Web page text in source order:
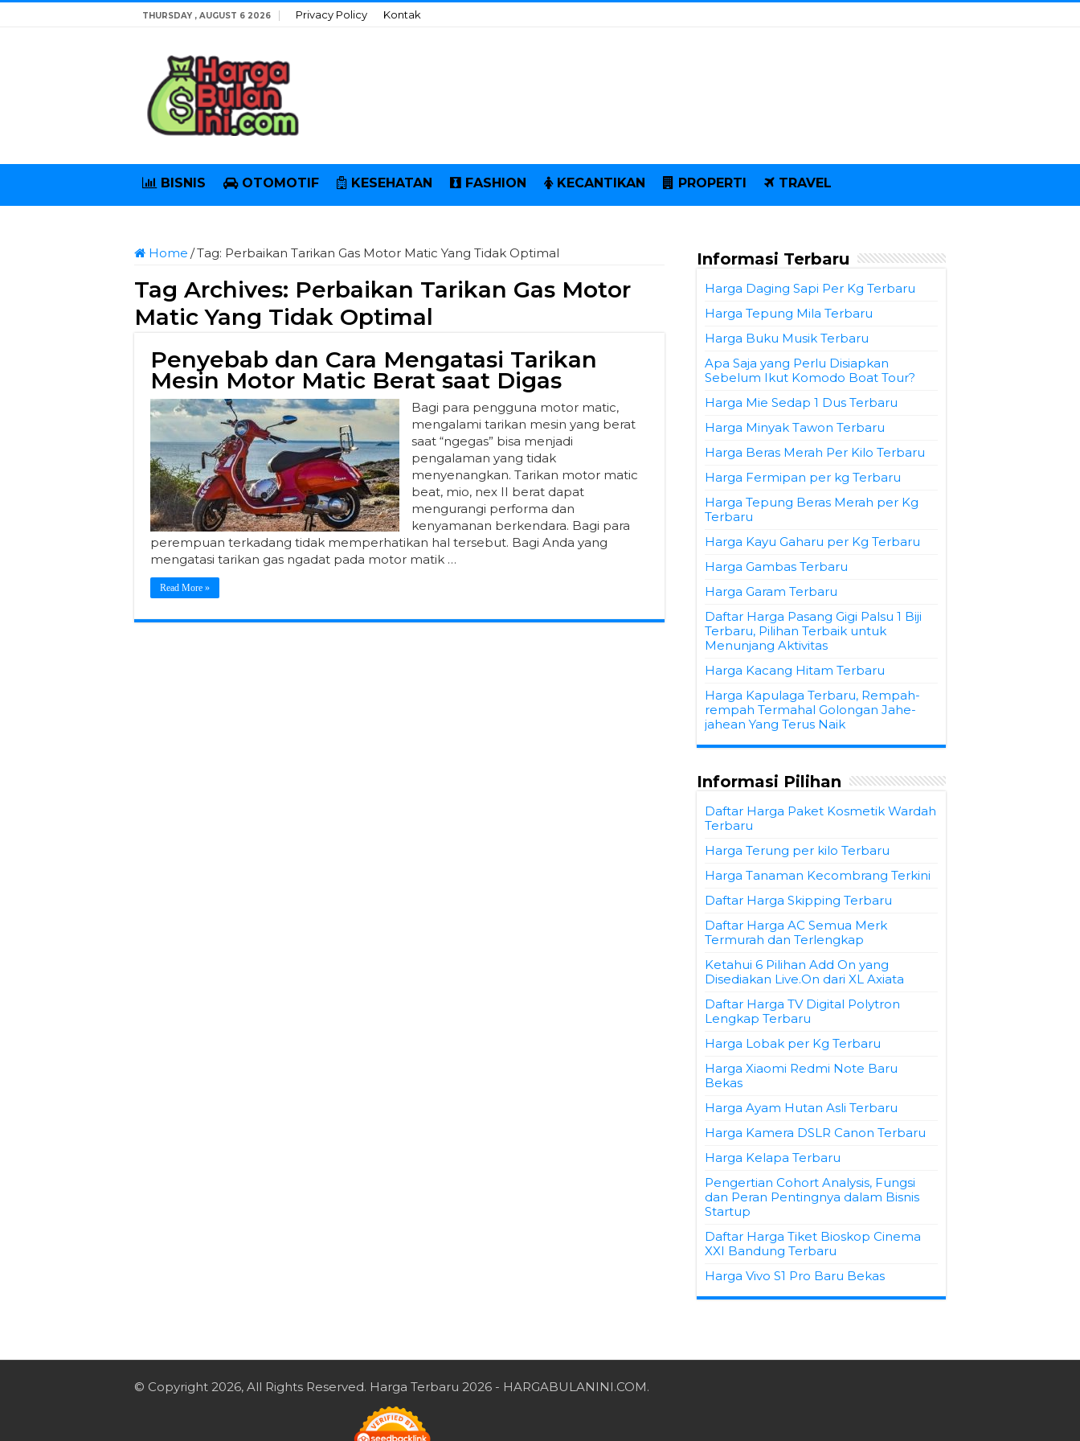
THURSDAY , AUGUST 6 2026 Privacy Policy Kontak
BISNIS OTOMOTIF KESEHATAN FASHION KECANTIKAN PROPERTI TRAVEL
Home /Tag: Perbaikan Tarikan Gas Motor Matic Yang Tidak Optimal
Tag Archives: Perbaikan Tarikan Gas Motor
Matic Yang Tidak Optimal
Penyebab dan Cara Mengatasi Tarikan
Mesin Motor Matic Berat saat Digas
Bagi para pengguna motor matic,
mengalami tarikan mesin yang berat
saat “ngegas” bisa menjadi
pengalaman yang tidak
menyenangkan. Tarikan motor matic
beat, mio, nex II berat dapat
mengurangi performa dan
kenyamanan berkendara. Bagi para
perempuan terkadang tidak memperhatikan hal tersebut. Bagi Anda yang
mengatasi tarikan gas ngadat pada motor matik …
Read More »
Informasi Terbaru
Harga Daging Sapi Per Kg Terbaru
Harga Tepung Mila Terbaru
Harga Buku Musik Terbaru
Apa Saja yang Perlu Disiapkan
Sebelum Ikut Komodo Boat Tour?
Harga Mie Sedap 1 Dus Terbaru
Harga Minyak Tawon Terbaru
Harga Beras Merah Per Kilo Terbaru
Harga Fermipan per kg Terbaru
Harga Tepung Beras Merah per Kg
Terbaru
Harga Kayu Gaharu per Kg Terbaru
Harga Gambas Terbaru
Harga Garam Terbaru
Daftar Harga Pasang Gigi Palsu 1 Biji
Terbaru, Pilihan Terbaik untuk
Menunjang Aktivitas
Harga Kacang Hitam Terbaru
Harga Kapulaga Terbaru, Rempah-
rempah Termahal Golongan Jahe-
jahean Yang Terus Naik
Informasi Pilihan
Daftar Harga Paket Kosmetik Wardah
Terbaru
Harga Terung per kilo Terbaru
Harga Tanaman Kecombrang Terkini
Daftar Harga Skipping Terbaru
Daftar Harga AC Semua Merk
Termurah dan Terlengkap
Ketahui 6 Pilihan Add On yang
Disediakan Live.On dari XL Axiata
Daftar Harga TV Digital Polytron
Lengkap Terbaru
Harga Lobak per Kg Terbaru
Harga Xiaomi Redmi Note Baru
Bekas
Harga Ayam Hutan Asli Terbaru
Harga Kamera DSLR Canon Terbaru
Harga Kelapa Terbaru
Pengertian Cohort Analysis, Fungsi
dan Peran Pentingnya dalam Bisnis
Startup
Daftar Harga Tiket Bioskop Cinema
XXI Bandung Terbaru
Harga Vivo S1 Pro Baru Bekas
© Copyright 2026, All Rights Reserved. Harga Terbaru 2026 - HARGABULANINI.COM.